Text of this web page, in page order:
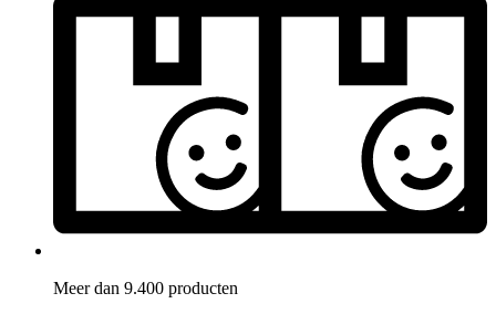
Meer dan 9.400 producten